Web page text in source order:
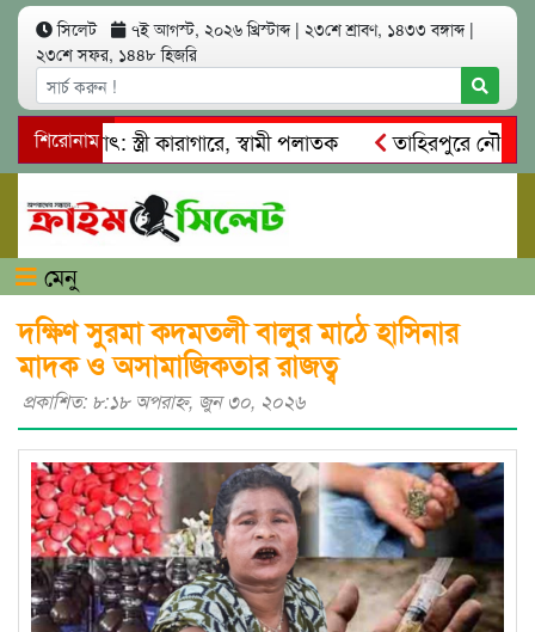
সিলেট ৭ই আগস্ট, ২০২৬ খ্রিস্টাব্দ | ২৩শে শ্রাবণ, ১৪৩৩ বঙ্গাব্দ |
২৩শে সফর, ১৪৪৮ হিজরি
শিরোনামস্ত্রী কারাগারে, স্বামী পলাতক
তাহিরপুরে নৌ-
মারধর
নগরীতে কোটি টাকার সম্পত্তি দখলের চেষ্টা:
মেনু
দক্ষিণ সুরমা কদমতলী বালুর মাঠে হাসিনার
মাদক ও অসামাজিকতার রাজত্ব
প্রকাশিত: ৮:১৮ অপরাহ্ণ, জুন ৩০, ২০২৬